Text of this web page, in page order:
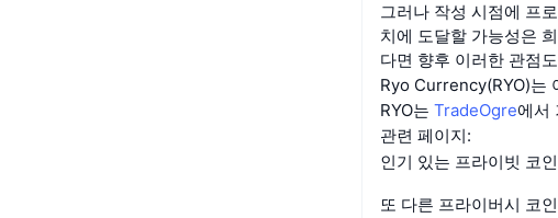
그러나 작성 시점에 프
치에 도달할 가능성은
다면 향후 이러한 관점
Ryo Currency(RYO)는
RYO는 TradeOgre에서
관련 페이지:
인기 있는 프라이빗 코
또 다른 프라이버시 코인